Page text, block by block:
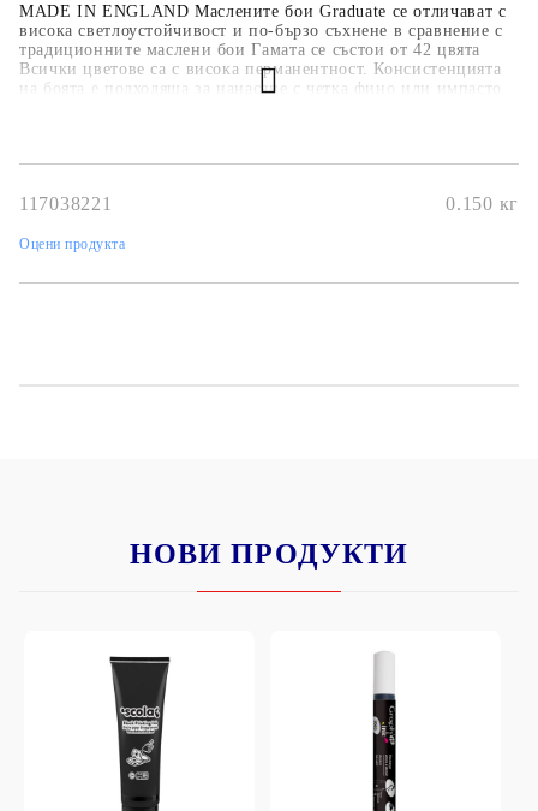
MADE IN ENGLAND Маслените бои Graduate се отличават с
висока светлоустойчивост и по-бързо съхнене в сравнение с
традиционните маслени бои Гамата се състои от 42 цвята
Всички цветове са с висока перманентност. Консистенцията
на боята е подходяща за нанасяне с четка фино или импасто.
117038221 0.150 кг
Оцени продукта
НОВИ ПРОДУКТИ